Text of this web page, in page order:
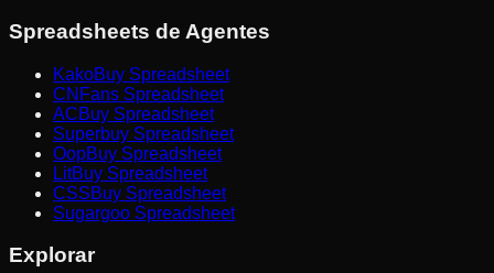
Spreadsheets de Agentes
KakoBuy Spreadsheet
CNFans Spreadsheet
ACBuy Spreadsheet
Superbuy Spreadsheet
OopBuy Spreadsheet
LitBuy Spreadsheet
CSSBuy Spreadsheet
Sugargoo Spreadsheet
Explorar